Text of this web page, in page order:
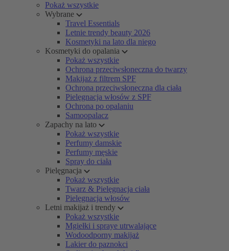
Pokaż wszystkie
Wybrane
Travel Essentials
Letnie trendy beauty 2026
Kosmetyki na lato dla niego
Kosmetyki do opalania
Pokaż wszystkie
Ochrona przeciwsłoneczna do twarzy
Makijaż z filtrem SPF
Ochrona przeciwsłoneczna dla ciała
Pielęgnacja włosów z SPF
Ochrona po opalaniu
Samoopalacz
Zapachy na lato
Pokaż wszystkie
Perfumy damskie
Perfumy męskie
Spray do ciała
Pielęgnacja
Pokaż wszystkie
Twarz & Pielęgnacja ciała
Pielęgnacja włosów
Letni makijaż i trendy
Pokaż wszystkie
Mgiełki i spraye utrwalające
Wodoodporny makijaż
Lakier do paznokci